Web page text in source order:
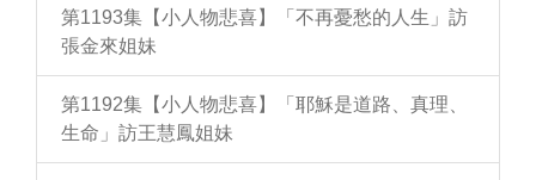
第1193集【小人物悲喜】「不再憂愁的人生」訪
張金來姐妹
第1192集【小人物悲喜】「耶穌是道路、真理、
生命」訪王慧鳳姐妹